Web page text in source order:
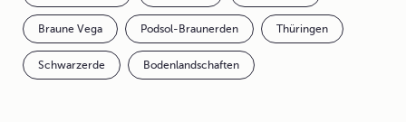
Braune Vega Podsol-Braunerden Thüringen
Schwarzerde Bodenlandschaften